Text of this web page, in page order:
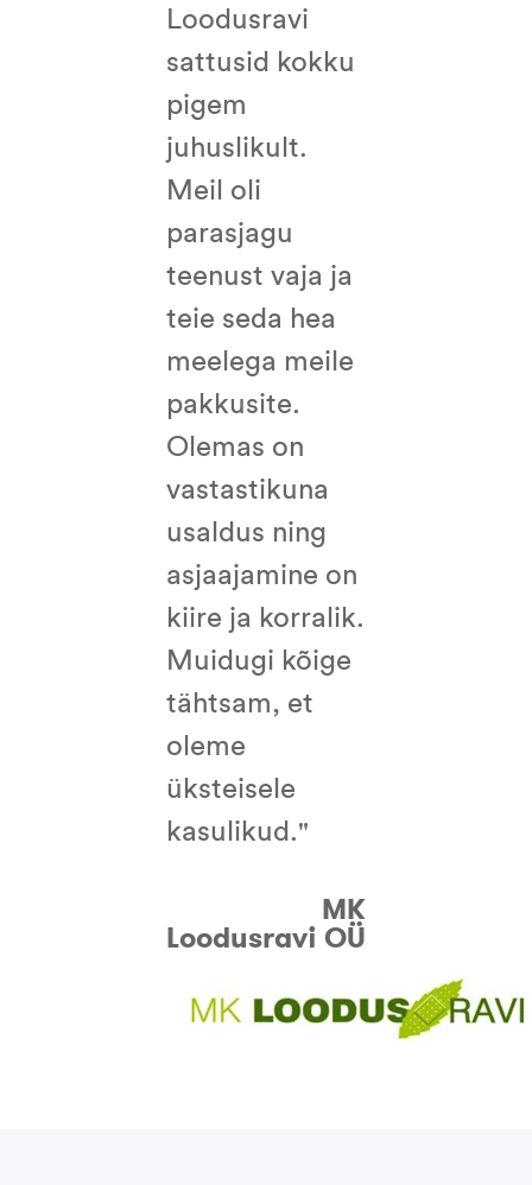
Loodusravi
sattusid kokku
pigem
juhuslikult.
Meil oli
parasjagu
teenust vaja ja
teie seda hea
meelega meile
pakkusite.
Olemas on
vastastikuna
usaldus ning
asjaajamine on
kiire ja korralik.
Muidugi kõige
tähtsam, et
oleme
üksteisele
kasulikud."
MK
Loodusravi OÜ